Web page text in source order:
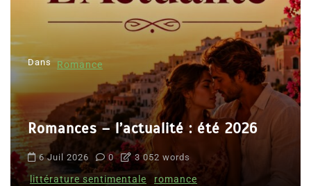
Dans Romance
Romances – l’actualité : été 2026
6 Juil 2026 0 3 052 words
littérature sentimentale romance